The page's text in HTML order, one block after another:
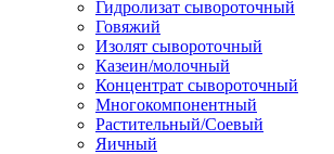
Гидролизат сывороточный
Говяжий
Изолят сывороточный
Казеин/молочный
Концентрат сывороточный
Многокомпонентный
Растительный/Соевый
Яичный